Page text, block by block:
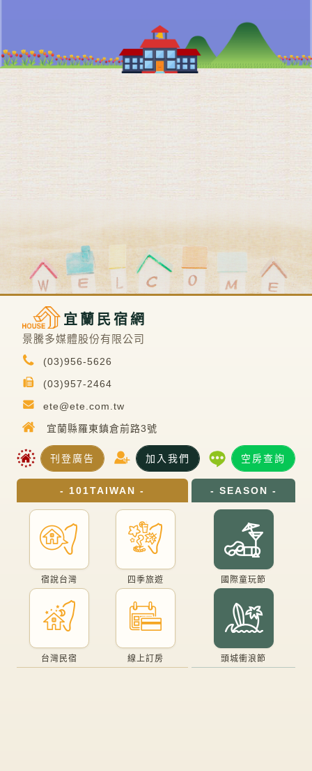
宜蘭民宿網
景騰多媒體股份有限公司
(03)956-5626
(03)957-2464
ete@ete.com.tw
宜蘭縣羅東鎮倉前路3號
刊登廣告 加入我們 空房查詢
- 101TAIWAN -
宿說台灣 四季旅遊
台灣民宿 線上訂房
- SEASON -
國際童玩節
頭城衝浪節